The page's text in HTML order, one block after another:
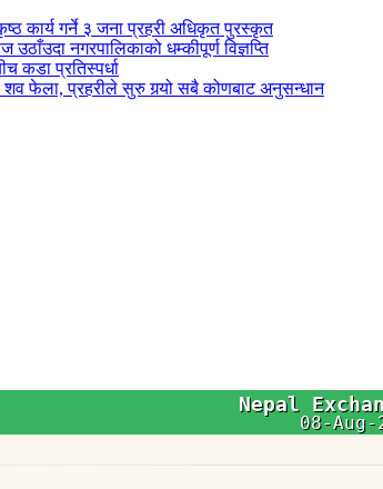
कार्य गर्ने ३ जना प्रहरी अधिकृत पुरस्कृत
नगरपालिकाको धम्कीपूर्ण विज्ञप्ति
कडा प्रतिस्पर्धा
शव फेला, प्रहरीले सुरु गर्‍यो सबै कोणबाट अनुसन्धान